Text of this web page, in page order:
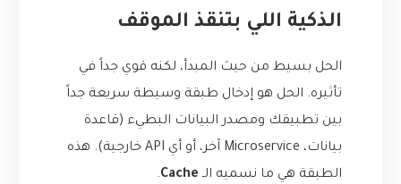
الذكية اللي بتنقذ الموقف
الحل بسيط من حيث المبدأ، لكنه قوي جداً في
تأثيره. الحل هو إدخال طبقة وسيطة سريعة جداً
بين تطبيقك ومصدر البيانات البطيء (قاعدة
بيانات، Microservice آخر، أو أي API خارجية). هذه
الطبقة هي ما نسميه الـ Cache
.